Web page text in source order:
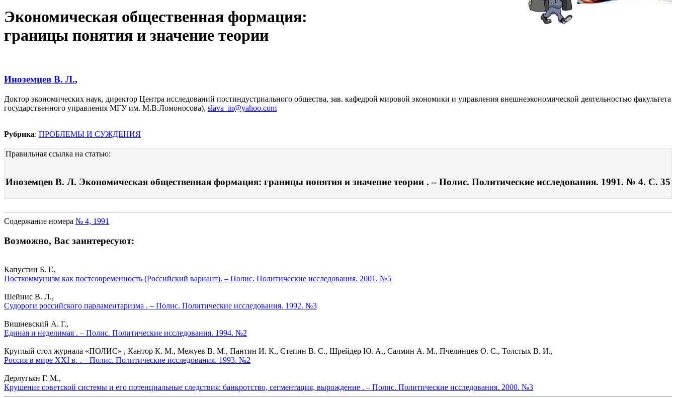
Экономическая общественная формация:
границы понятия и значение теории
Иноземцев В. Л.,
Доктор экономических наук, директор Центра исследований постиндустриального общества, зав. кафедрой мировой экономики и управления внешнеэкономической деятельностью факультета
государственного управления МГУ им. М.В.Ломоносова), slava_in@yahoo.com
Рубрика: ПРОБЛЕМЫ И СУЖДЕНИЯ
Правильная ссылка на статью:
Иноземцев В. Л. Экономическая общественная формация: границы понятия и значение теории . – Полис. Политические исследования. 1991. № 4. С. 35
Содержание номера № 4, 1991
Возможно, Вас заинтересуют:
Капустин Б. Г.,
Посткоммунизм как постсовременность (Российский вариант). – Полис. Политические исследования. 2001. №5
Шейнис В. Л.,
Судороги российского парламентаризма . – Полис. Политические исследования. 1992. №3
Вишневский А. Г.,
Единая и неделимая . – Полис. Политические исследования. 1994. №2
Круглый стол журнала «ПОЛИС» , Кантор К. М., Межуев В. М., Пантин И. К., Степин В. С., Шрейдер Ю. А., Салмин А. М., Пчелинцев О. С., Толстых В. И.,
Россия в мире XXI в. . – Полис. Политические исследования. 1993. №2
Дерлугьян Г. М.,
Крушение советской системы и его потенциальные следствия: банкротство, сегментация, вырождение . – Полис. Политические исследования. 2000. №3